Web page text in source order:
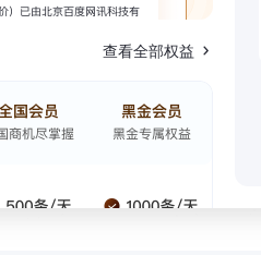
查看全部权益